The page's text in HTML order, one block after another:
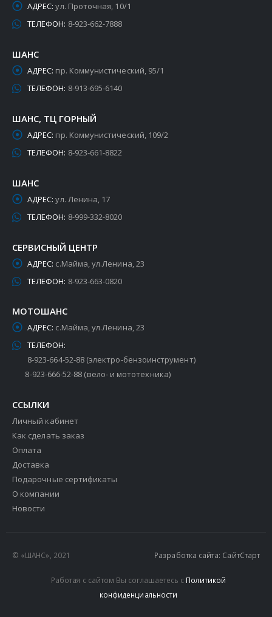
АДРЕС: ул. Проточная, 10/1
ТЕЛЕФОН: 8-923-662-7888
ШАНС
АДРЕС: пр. Коммунистический, 95/1
ТЕЛЕФОН: 8-913-695-6140
ШАНС, ТЦ ГОРНЫЙ
АДРЕС: пр. Коммунистический, 109/2
ТЕЛЕФОН: 8-923-661-8822
ШАНС
АДРЕС: ул. Ленина, 17
ТЕЛЕФОН: 8-999-332-8020
СЕРВИСНЫЙ ЦЕНТР
АДРЕС: с.Майма, ул.Ленина, 23
ТЕЛЕФОН: 8-923-663-0820
МОТОШАНС
АДРЕС: с.Майма, ул.Ленина, 23
ТЕЛЕФОН:
8-923-664-52-88 (электро-бензоинструмент)
8-923-666-52-88 (вело- и мототехника)
ССЫЛКИ
Личный кабинет
Как сделать заказ
Оплата
Доставка
Подарочные сертификаты
О компании
Новости
© «ШАНС», 2021 Разработка сайта: СайтСтарт
Работая с сайтом Вы соглашаетесь с Политикой
конфиденциальности